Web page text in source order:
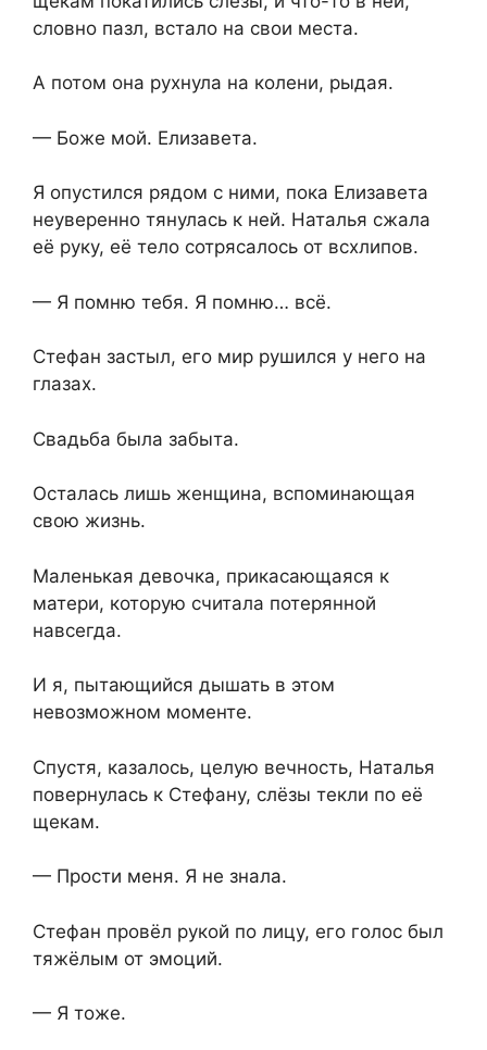
словно пазл, встало на свои места.
А потом она рухнула на колени, рыдая.
— Боже мой. Елизавета.
Я опустился рядом с ними, пока Елизавета
неуверенно тянулась к ней. Наталья сжала
её руку, её тело сотрясалось от всхлипов.
— Я помню тебя. Я помню… всё.
Стефан застыл, его мир рушился у него на
глазах.
Свадьба была забыта.
Осталась лишь женщина, вспоминающая
свою жизнь.
Маленькая девочка, прикасающаяся к
матери, которую считала потерянной
навсегда.
И я, пытающийся дышать в этом
невозможном моменте.
Спустя, казалось, целую вечность, Наталья
повернулась к Стефану, слёзы текли по её
щекам.
— Прости меня. Я не знала.
Стефан провёл рукой по лицу, его голос был
тяжёлым от эмоций.
— Я тоже.